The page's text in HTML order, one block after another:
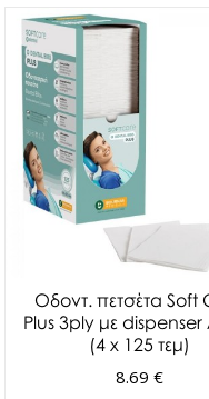
Oδοντ. πετσέτα Soft
Plus 3ply με dispenser
(4 x 125 τεμ)
8.69 €